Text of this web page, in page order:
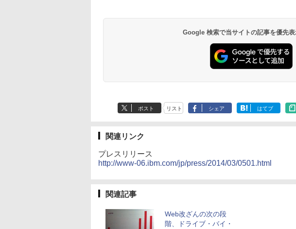
Google 検索で当サイトの記事を優先表
ポスト リスト シェア はてブ
関連リンク
プレスリリース
http://www-06.ibm.com/jp/press/2014/03/0501.html
関連記事
Web改ざんの次の段
階、ドライブ・バイ・